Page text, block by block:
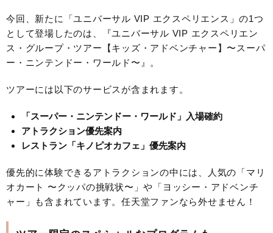
今回、新たに「ユニバーサル VIP エクスペリエンス」の1つ
として登場したのは、『ユニバーサル VIP エクスペリエン
ス・グループ・ツアー【キッズ・アドベンチャー】〜スーパ
ー・ニンテンドー・ワールド〜』。
ツアーには以下のサービスが含まれます。
「スーパー・ニンテンドー・ワールド」入場確約
アトラクション優先案内
レストラン「キノピオカフェ」優先案内
優先的に体験できるアトラクションの中には、人気の「マリ
オカート 〜クッパの挑戦状〜」や「ヨッシー・アドベンチ
ャー」も含まれています。任天堂ファンなら外せません！